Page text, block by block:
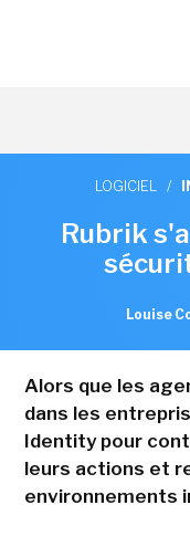
LOGICIEL /
Rubrik
Louise
Alors que les
dans les
Identity pour
leurs actions et
environnements